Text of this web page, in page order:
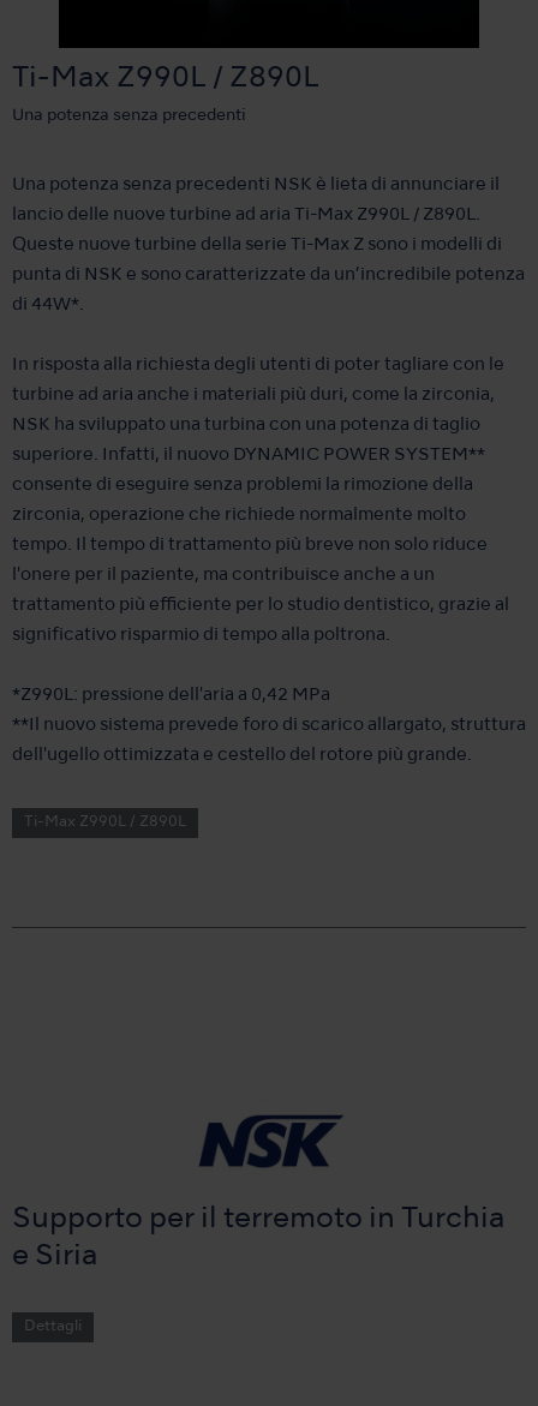
Ti-Max Z990L / Z890L
Una potenza senza precedenti
Una potenza senza precedenti NSK è lieta di annunciare il
lancio delle nuove turbine ad aria Ti-Max Z990L / Z890L.
Queste nuove turbine della serie Ti-Max Z sono i modelli di
punta di NSK e sono caratterizzate da un’incredibile potenza
di 44W*.
In risposta alla richiesta degli utenti di poter tagliare con le
turbine ad aria anche i materiali più duri, come la zirconia,
NSK ha sviluppato una turbina con una potenza di taglio
superiore. Infatti, il nuovo DYNAMIC POWER SYSTEM**
consente di eseguire senza problemi la rimozione della
zirconia, operazione che richiede normalmente molto
tempo. Il tempo di trattamento più breve non solo riduce
l'onere per il paziente, ma contribuisce anche a un
trattamento più efficiente per lo studio dentistico, grazie al
significativo risparmio di tempo alla poltrona.
*Z990L: pressione dell'aria a 0,42 MPa
**Il nuovo sistema prevede foro di scarico allargato, struttura
dell'ugello ottimizzata e cestello del rotore più grande.
Ti-Max Z990L / Z890L
Supporto per il terremoto in Turchia
e Siria
Dettagli